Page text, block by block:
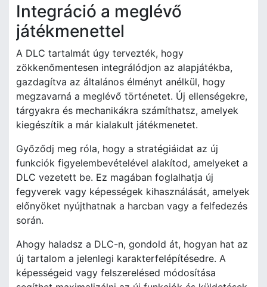
Integráció a meglévő
játékmenettel
A DLC tartalmát úgy tervezték, hogy
zökkenőmentesen integrálódjon az alapjátékba,
gazdagítva az általános élményt anélkül, hogy
megzavarná a meglévő történetet. Új ellenségekre,
tárgyakra és mechanikákra számíthatsz, amelyek
kiegészítik a már kialakult játékmenetet.
Győződj meg róla, hogy a stratégiáidat az új
funkciók figyelembevételével alakítod, amelyeket a
DLC vezetett be. Ez magában foglalhatja új
fegyverek vagy képességek kihasználását, amelyek
előnyöket nyújthatnak a harcban vagy a felfedezés
során.
Ahogy haladsz a DLC-n, gondold át, hogyan hat az
új tartalom a jelenlegi karakterfelépítésedre. A
képességeid vagy felszerelésed módosítása